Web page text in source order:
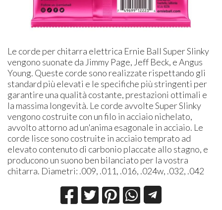
Le corde per chitarra elettrica Ernie Ball Super Slinky
vengono suonate da Jimmy Page, Jeff Beck, e Angus
Young. Queste corde sono realizzate rispettando gli
standard più elevati e le specifiche più stringenti per
garantire una qualità costante, prestazioni ottimali e
la massima longevità. Le corde avvolte Super Slinky
vengono costruite con un filo in acciaio nichelato,
avvolto attorno ad un'anima esagonale in acciaio. Le
corde lisce sono costruite in acciaio temprato ad
elevato contenuto di carbonio placcate allo stagno, e
producono un suono ben bilanciato per la vostra
chitarra. Diametri: .009, .011, .016, .024w, .032, .042